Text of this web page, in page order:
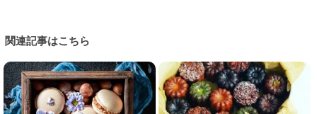
関連記事はこちら